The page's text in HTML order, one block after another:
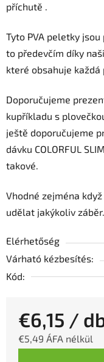
příchutě .
Tyto PVA peletky
to předevčím díky
které obsahuje každá
Doporučujeme
kupříkladu s
ještě doporučujeme
dávku COLORFUL
takové.
Vhodné zejména
udělat jakýkoliv záběr.
Elérhetőség
Várható kézbesítés:
Kód:
€6,15 /
€5,49 ÁFA nélkül